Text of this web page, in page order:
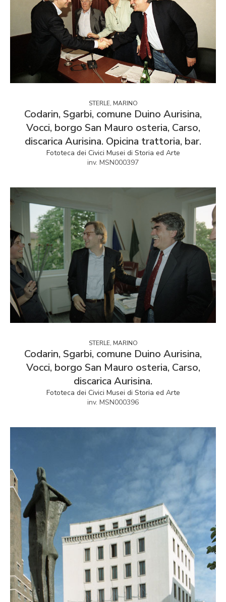
STERLE, MARINO
Codarin, Sgarbi, comune Duino Aurisina,
Vocci, borgo San Mauro osteria, Carso,
discarica Aurisina. Opicina trattoria, bar.
Fototeca dei Civici Musei di Storia ed Arte
inv. MSN000397
STERLE, MARINO
Codarin, Sgarbi, comune Duino Aurisina,
Vocci, borgo San Mauro osteria, Carso,
discarica Aurisina.
Fototeca dei Civici Musei di Storia ed Arte
inv. MSN000396